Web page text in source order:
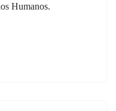
Humanos.